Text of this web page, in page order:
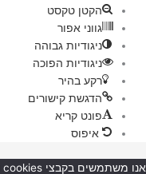
הקטן טקסט
גווני אפור
ניגודיות גבוהה
ניגודיות הפוכה
רקע בהיר
הדגשת קישורים
פונט קריא
איפוס